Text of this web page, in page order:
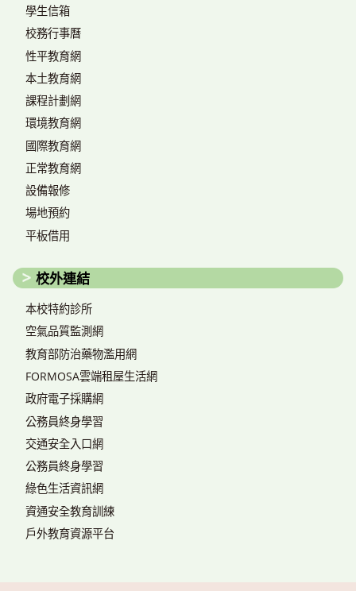
學生信箱
校務行事曆
性平教育網
本土教育網
課程計劃網
環境教育網
國際教育網
正常教育網
設備報修
場地預約
平板借用
校外連結
本校特約診所
空氣品質監測網
教育部防治藥物濫用網
FORMOSA雲端租屋生活網
政府電子採購網
公務員終身學習
交通安全入口網
公務員終身學習
綠色生活資訊網
資通安全教育訓練
戶外教育資源平台